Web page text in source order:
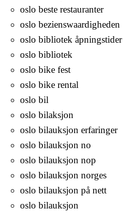
oslo beste restauranter
oslo bezienswaardigheden
oslo bibliotek åpningstider
oslo bibliotek
oslo bike fest
oslo bike rental
oslo bil
oslo bilaksjon
oslo bilauksjon erfaringer
oslo bilauksjon no
oslo bilauksjon nop
oslo bilauksjon norges
oslo bilauksjon på nett
oslo bilauksjon